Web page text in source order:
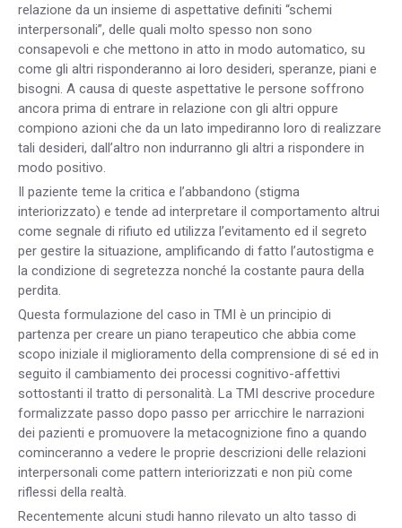
relazione da un insieme di aspettative definiti “schemi
interpersonali”, delle quali molto spesso non sono
consapevoli e che mettono in atto in modo automatico, su
come gli altri risponderanno ai loro desideri, speranze, piani e
bisogni. A causa di queste aspettative le persone soffrono
ancora prima di entrare in relazione con gli altri oppure
compiono azioni che da un lato impediranno loro di realizzare
tali desideri, dall’altro non indurranno gli altri a rispondere in
modo positivo.
Il paziente teme la critica e l’abbandono (stigma
interiorizzato) e tende ad interpretare il comportamento altrui
come segnale di rifiuto ed utilizza l’evitamento ed il segreto
per gestire la situazione, amplificando di fatto l’autostigma e
la condizione di segretezza nonché la costante paura della
perdita.
Questa formulazione del caso in TMI è un principio di
partenza per creare un piano terapeutico che abbia come
scopo iniziale il miglioramento della comprensione di sé ed in
seguito il cambiamento dei processi cognitivo-affettivi
sottostanti il tratto di personalità. La TMI descrive procedure
formalizzate passo dopo passo per arricchire le narrazioni
dei pazienti e promuovere la metacognizione fino a quando
cominceranno a vedere le proprie descrizioni delle relazioni
interpersonali come pattern interiorizzati e non più come
riflessi della realtà.
Recentemente alcuni studi hanno rilevato un alto tasso di